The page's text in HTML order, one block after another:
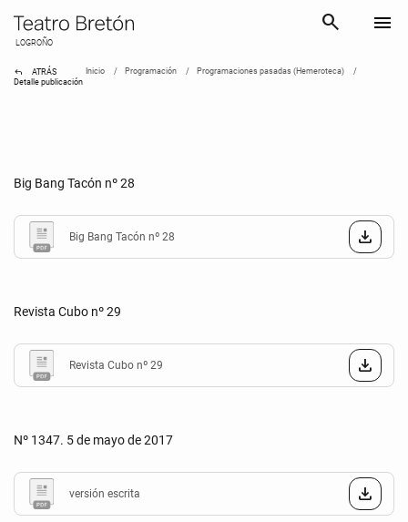
LOGROÑO
search menu
reply ATRÁS Inicio Programación
Programaciones pasadas (Hemeroteca)
Detalle publicación
Big Bang Tacón nº 28
Big Bang Tacón nº 28
Revista Cubo nº 29
Revista Cubo nº 29
Nº 1347. 5 de mayo de 2017
versión escrita